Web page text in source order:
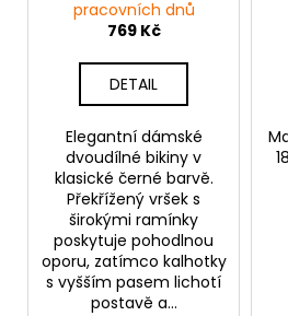
pracovních dnů
769 Kč
DETAIL
Elegantní dámské
dvoudílné bikiny v
klasické černé barvě.
Překřížený vršek s
širokými ramínky
poskytuje pohodlnou
oporu, zatímco kalhotky
s vyšším pasem lichotí
postavě a...